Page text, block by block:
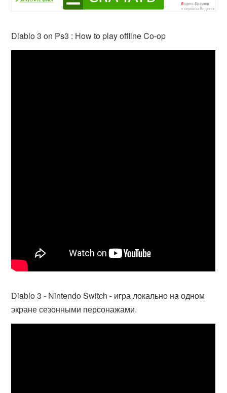
Diablo 3 on Ps3 : How to play offline Co-op
Diablo 3 - Nintendo Switch - игра локально на одном
экране сезонными персонажами.